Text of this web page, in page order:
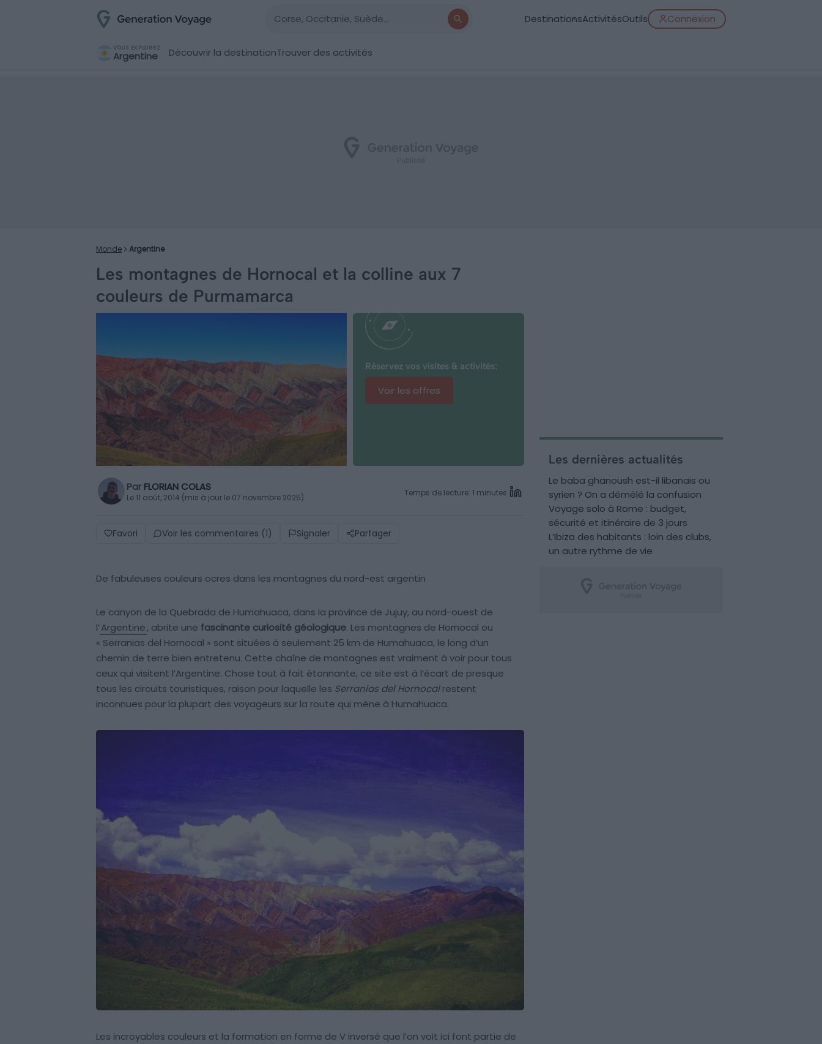
DestinationsActivitésOutils Connexion
VOUS EXPLOREZ
Argentine Découvrir la destinationTrouver des activités
Monde Argentine
Les montagnes de Hornocal et la colline aux 7
couleurs de Purmamarca
Réservez vos visites & activités:
Voir les offres
Par FLORIAN COLAS
Le 11 août, 2014 (mis à jour le 07 novembre 2025) Temps de lecture: 1 minutes
Favori Voir les commentaires (1) Signaler Partager
De fabuleuses couleurs ocres dans les montagnes du nord-est argentin
Le canyon de la Quebrada de Humahuaca, dans la province de Jujuy, au nord-ouest de
l’Argentine, abrite une fascinante curiosité géologique. Les montagnes de Hornocal ou
« Serranias del Hornocal » sont situées à seulement 25 km de Humahuaca, le long d’un
chemin de terre bien entretenu. Cette chaîne de montagnes est vraiment à voir pour tous
ceux qui visitent l’Argentine. Chose tout à fait étonnante, ce site est à l’écart de presque
tous les circuits touristiques, raison pour laquelle les Serranias del Hornocalrestent
inconnues pour la plupart des voyageurs sur la route qui mène à Humahuaca.
Les incroyables couleurs et la formation en forme de V inversé que l’on voit ici font partie de
Les dernières actualités
Le baba ghanoush est-il libanais ou
syrien ? On a démêlé la confusion
Voyage solo à Rome : budget,
sécurité et itinéraire de 3 jours
L’Ibiza des habitants : loin des clubs,
un autre rythme de vie